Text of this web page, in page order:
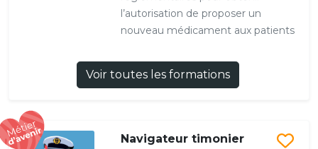
l’autorisation de proposer un
nouveau médicament aux patients
Voir toutes les formations
Navigateur timonier